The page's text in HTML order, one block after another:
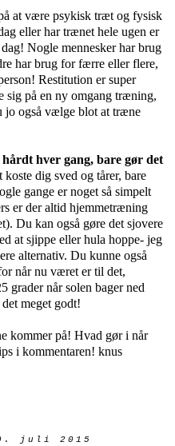
at være psykisk træt og fysisk
eller har trænet hele ugen er
Nogle mennesker har brug
har brug for færre eller flere,
Restitution er super
sig på en ny omgang træning,
jo også vælge blot at træne
hver gang, bare gør det
dig sved og tårer, bare
gange er noget så simpelt
er der altid hjemmetræning
Du kan også gøre det sjovere
at sjippe eller hula hoppe- jeg
alternativ. Du kunne også
når nu været er til det,
grader når solen bager ned
meget godt!
kommer på! Hvad gør i når
i kommentaren! knus
juli 2015